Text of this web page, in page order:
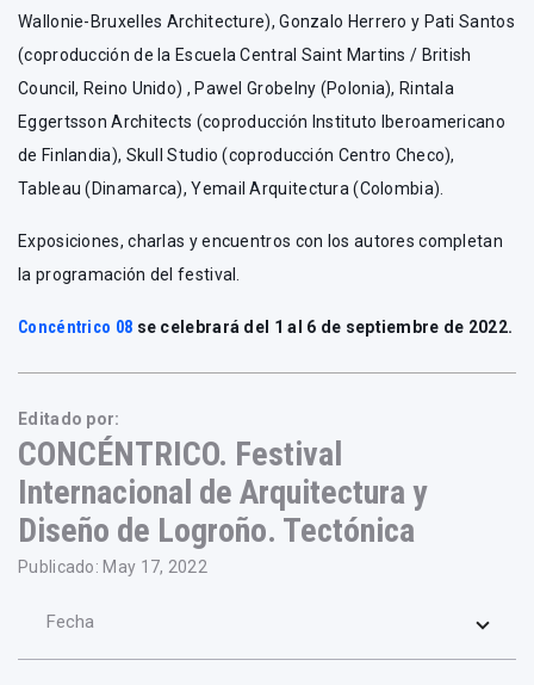
Wallonie-Bruxelles Architecture), Gonzalo Herrero y Pati Santos
(coproducción de la Escuela Central Saint Martins / British
Council, Reino Unido) , Pawel Grobelny (Polonia), Rintala
Eggertsson Architects (coproducción Instituto Iberoamericano
de Finlandia), Skull Studio (coproducción Centro Checo),
Tableau (Dinamarca), Yemail Arquitectura (Colombia).
Exposiciones, charlas y encuentros con los autores completan
la programación del festival.
Concéntrico 08 se celebrará del 1 al 6 de septiembre de 2022.
Editado por:
CONCÉNTRICO. Festival
Internacional de Arquitectura y
Diseño de Logroño. Tectónica
Publicado: May 17, 2022
Fecha